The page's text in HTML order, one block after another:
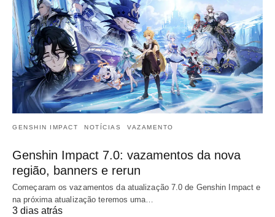
GENSHIN IMPACT NOTÍCIAS VAZAMENTO
Genshin Impact 7.0: vazamentos da nova
região, banners e rerun
Começaram os vazamentos da atualização 7.0 de Genshin Impact e
na próxima atualização teremos uma…
3 dias atrás